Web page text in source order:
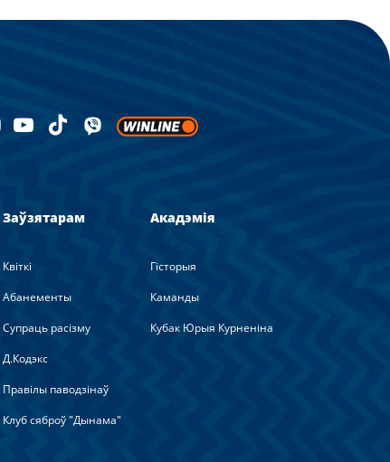
Заўзятарам
Квіткі
Абанементы
Супраць расізму
Д.Кодэкс
Правілы паводзінаў
Клуб сяброў "Дынама"
Акадэмія
Гісторыя
Каманды
Кубак Юрыя Курненіна